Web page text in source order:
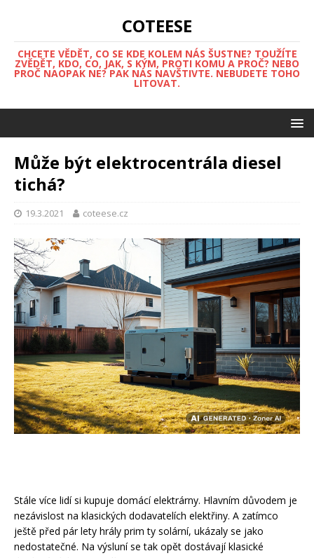
COTEESE
CHCETE VĚDĚT, CO SE KDE KOLEM NÁS ŠUSTNE? TOUŽÍTE
ZVĚDĚT, KDO, CO, JAK, S KÝM, PROTI KOMU A PROČ? NEBO
PROČ NAOPAK NE? PAK NÁS NAVŠTIVTE. NEBUDETE TOHO
LITOVAT.
Může být elektrocentrála diesel
tichá?
19.3.2021 coteese.cz
Stále více lidí si kupuje domácí elektrárny. Hlavním důvodem je
nezávislost na klasických dodavatelích elektřiny. A zatímco
ještě před pár lety hrály prim ty solární, ukázaly se jako
nedostatečné. Na výsluní se tak opět dostávají klasické